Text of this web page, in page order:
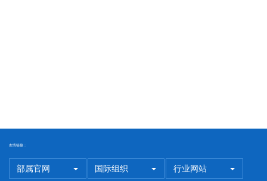
友情链接：
部属官网 国际组织 行业网站